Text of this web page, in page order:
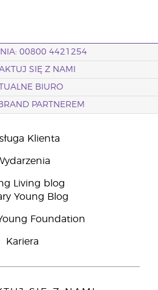
00800 4421254
SIĘ Z NAMI
BIURO
PARTNEREM
Klienta
Living blog
Young Blog
Foundation
Kariera